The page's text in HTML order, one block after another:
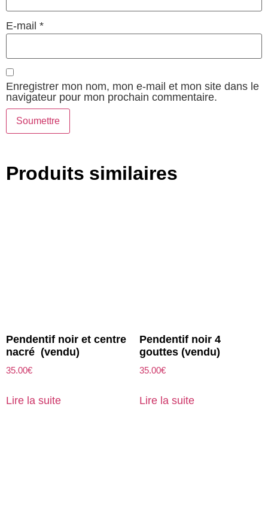
E-mail *
Enregistrer mon nom, mon e-mail et mon site dans le
navigateur pour mon prochain commentaire.
Produits similaires
Pendentif noir et centre
nacré (vendu)
35.00€
Lire la suite
Pendentif noir 4
gouttes (vendu)
35.00€
Lire la suite